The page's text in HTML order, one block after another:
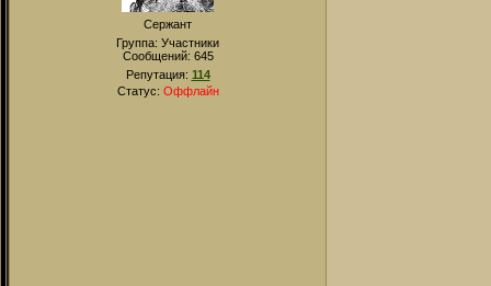
Сержант
Группа: Участники
Сообщений: 645
Репутация: 114
Статус: Оффлайн